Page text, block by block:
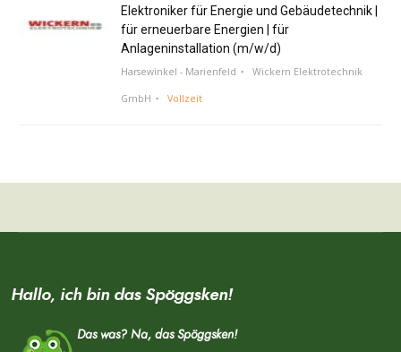
Elektroniker für Energie und Gebäudetechnik |
für erneuerbare Energien | für
Anlageninstallation (m/w/d)
Harsewinkel - Marienfeld Wickern Elektrotechnik
GmbH Vollzeit
Hallo, ich bin das Spöggsken!
Das was? Na, das Spöggsken!